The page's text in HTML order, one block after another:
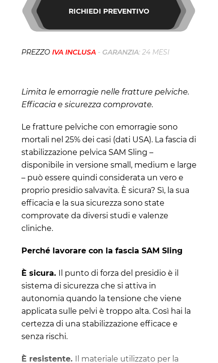
RICHIEDI PREVENTIVO
PREZZO IVA INCLUSA - GARANZIA: 24 MESI
Limita le emorragie nelle fratture pelviche.
Efficacia e sicurezza comprovate.
Le fratture pelviche con emorragie sono
mortali nel 25% dei casi (dati USA). La fascia di
stabilizzazione pelvica SAM Sling –
disponibile in versione small, medium e large
– può essere quindi considerata un vero e
proprio presidio salvavita. È sicura? Sì, la sua
efficacia e la sua sicurezza sono state
comprovate da diversi studi e valenze
cliniche.
Perché lavorare con la fascia SAM Sling
È sicura. Il punto di forza del presidio è il
sistema di sicurezza che si attiva in
autonomia quando la tensione che viene
applicata sulle pelvi è troppo alta. Così hai la
certezza di una stabilizzazione efficace e
senza rischi.
È resistente. Il materiale utilizzato per la